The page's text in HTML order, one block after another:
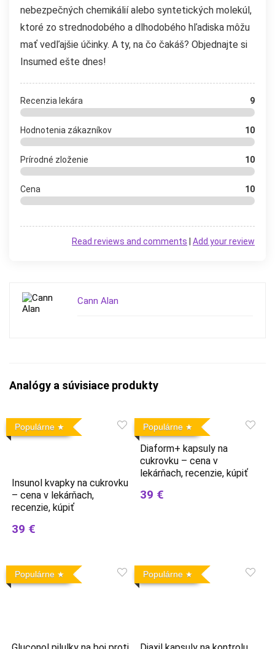
nebezpečných chemikálií alebo syntetických molekúl,
ktoré zo strednodobého a dlhodobého hľadiska môžu
mať vedľajšie účinky. A ty, na čo čakáš? Objednajte si
Insumed ešte dnes!
Recenzia lekára 9
Hodnotenia zákazníkov 10
Prírodné zloženie 10
Cena 10
Add your review
Read reviews and comments
Cann Alan
Analógy a súvisiace produkty
Populárne
Insunol kvapky na cukrovku
– cena v lekárňach,
recenzie, kúpiť
39 €
Populárne
Diaform+ kapsuly na
cukrovku – cena v
lekárňach, recenzie, kúpiť
39 €
Populárne Populárne